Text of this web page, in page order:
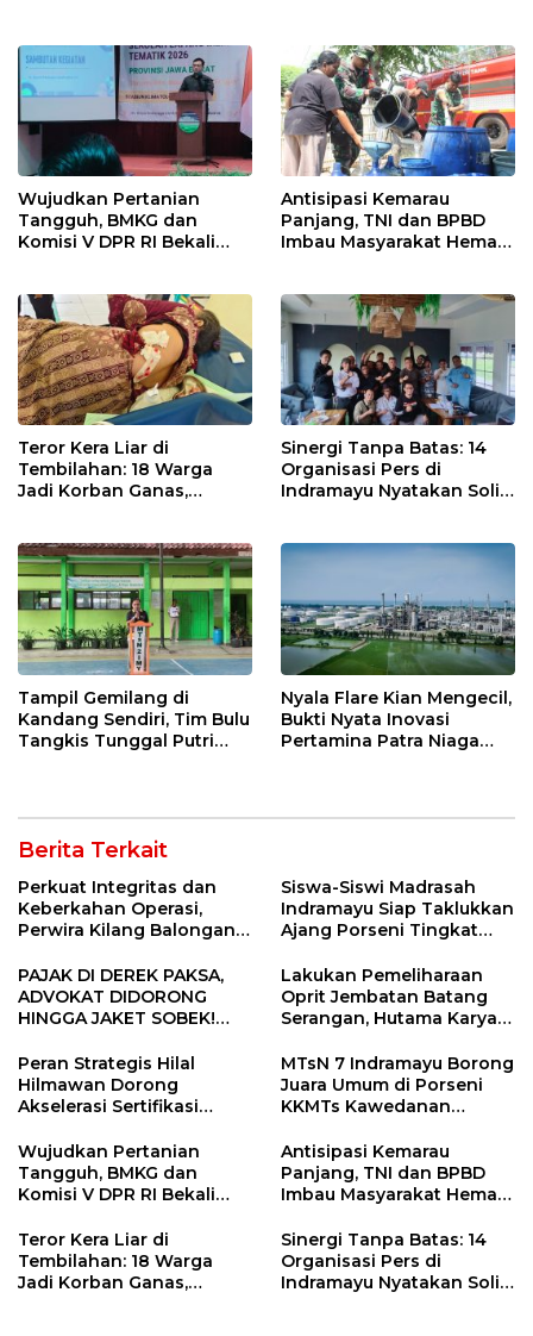
Indramayu
Wujudkan Pertanian
Tangguh, BMKG dan
Komisi V DPR RI Bekali
Antisipasi Kemarau
Panjang, TNI dan BPBD
Imbau Masyarakat Hemat
Teror Kera Liar di
Tembilahan: 18 Warga
Jadi Korban Ganas,
Sinergi Tanpa Batas: 14
Organisasi Pers di
Indramayu Nyatakan Solid
Tampil Gemilang di
Kandang Sendiri, Tim Bulu
Tangkis Tunggal Putri
Nyala Flare Kian Mengecil,
Bukti Nyata Inovasi
Pertamina Patra Niaga
Berita Terkait
Perkuat Integritas dan
Keberkahan Operasi,
Perwira Kilang Balongan
Siswa-Siswi Madrasah
Indramayu Siap Taklukkan
Ajang Porseni Tingkat
PAJAK DI DEREK PAKSA,
ADVOKAT DIDORONG
HINGGA JAKET SOBEK!
Ngamuk Kepung Polresta
Pekanbaru!
Lakukan Pemeliharaan
Oprit Jembatan Batang
Serangan, Hutama Karya
55 Tol Binjai–Langsa
Peran Strategis Hilal
Hilmawan Dorong
Akselerasi Sertifikasi
Entaskan Kemiskinan di
Indramayu
MTsN 7 Indramayu Borong
Juara Umum di Porseni
KKMTs Kawedanan
Wujudkan Pertanian
Tangguh, BMKG dan
Komisi V DPR RI Bekali
Sekolah Lapang Iklim
Antisipasi Kemarau
Panjang, TNI dan BPBD
Imbau Masyarakat Hemat
Kebakaran
Teror Kera Liar di
Tembilahan: 18 Warga
Jadi Korban Ganas,
Sinergi Tanpa Batas: 14
Organisasi Pers di
Indramayu Nyatakan Solid